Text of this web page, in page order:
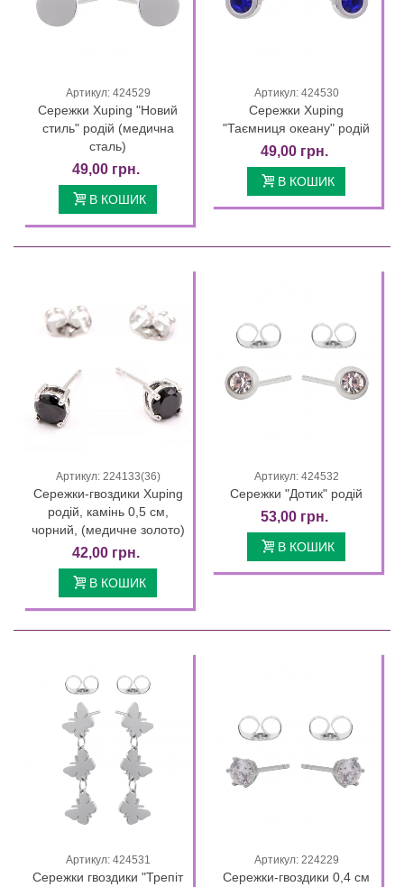
Артикул: 424529
Сережки Xuping "Новий
стиль" родій (медична
сталь)
49,00 грн.
В КОШИК
Артикул: 424530
Сережки Xuping
"Таємниця океану" родій
49,00 грн.
В КОШИК
Артикул: 224133(36)
Сережки-гвоздики Xuping
родій, камінь 0,5 см,
чорний, (медичне золото)
42,00 грн.
В КОШИК
Артикул: 424532
Сережки "Дотик" родій
53,00 грн.
В КОШИК
Артикул: 424531
Сережки гвоздики "Трепіт
Артикул: 224229
Сережки-гвоздики 0,4 см